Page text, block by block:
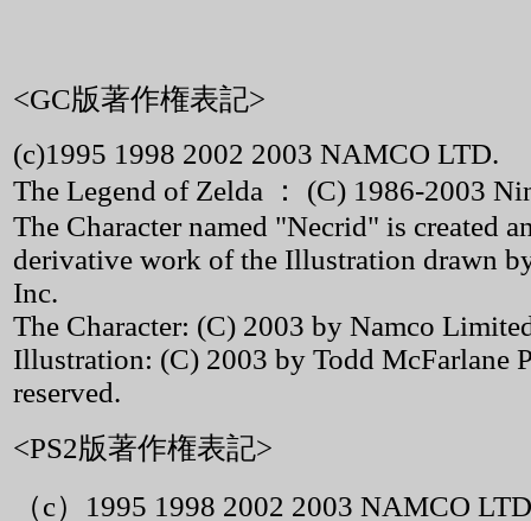
<GC版著作権表記>
(c)1995 1998 2002 2003 NAMCO LTD.
The Legend of Zelda ： (C) 1986-2003
The Character named "Necrid" is created
derivative work of the Illustration drawn
Inc.
The Character: (C) 2003 by Namco
Illustration: (C) 2003 by Todd McFarlane
reserved.
<PS2版著作権表記>
（c）1995 1998 2002 2003 NAMCO